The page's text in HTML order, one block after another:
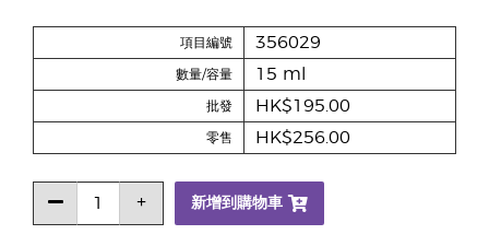
項目編號 356029
數量/容量 15 ml
批發 HK$195.00
零售 HK$256.00
新增到購物車